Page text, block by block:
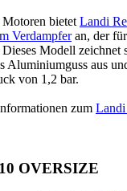
Motoren bietet Landi
Verdampferan, der
Modell zeichnet
Aluminiumguss aus
von 1,2 bar.
zum
OVERSIZE